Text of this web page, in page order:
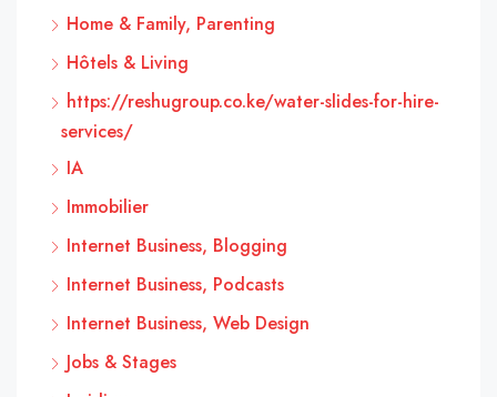
Home & Family, Parenting
Hôtels & Living
https://reshugroup.co.ke/water-slides-for-hire-
services/
IA
Immobilier
Internet Business, Blogging
Internet Business, Podcasts
Internet Business, Web Design
Jobs & Stages